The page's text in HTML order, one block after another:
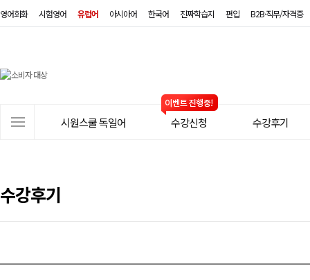
영어회화 시험영어 유럽어 아시아어 한국어 진짜학습지 편입 B2B·직무/자격증
뉴
시원스쿨 독일어 수강신청 수강후기
수강후기